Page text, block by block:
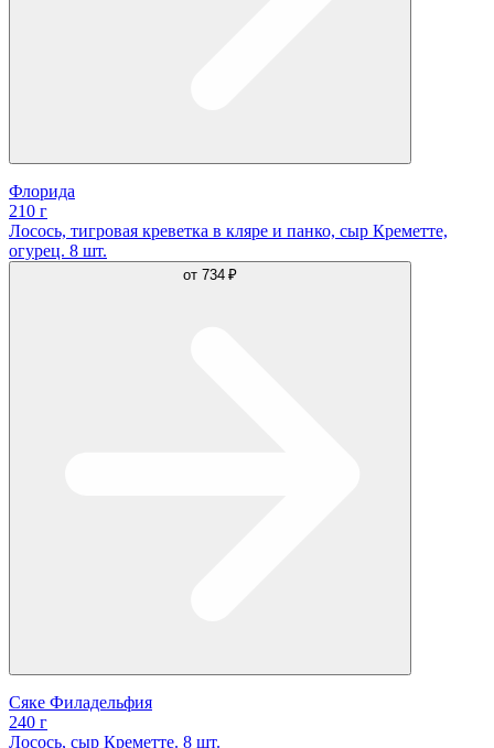
Флорида
210 г
Лосось, тигровая креветка в кляре и панко, сыр Креметте,
огурец. 8 шт.
от 734 ₽
Сяке Филадельфия
240 г
Лосось, сыр Креметте. 8 шт.